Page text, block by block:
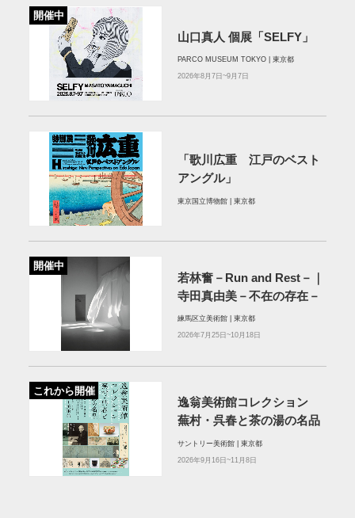
開催中
山口真人 個展「SELFY」
PARCO MUSEUM TOKYO | 東京都
2026年8月7日~9月7日
「歌川広重 江戸のベスト
アングル」
東京国立博物館 | 東京都
開催中
若林奮－Run and Rest－｜
寺田真由美－不在の存在－
練馬区立美術館 | 東京都
2026年7月25日~10月18日
これから開催
逸翁美術館コレクション
蕪村・呉春と茶の湯の名品
サントリー美術館 | 東京都
2026年9月16日~11月8日